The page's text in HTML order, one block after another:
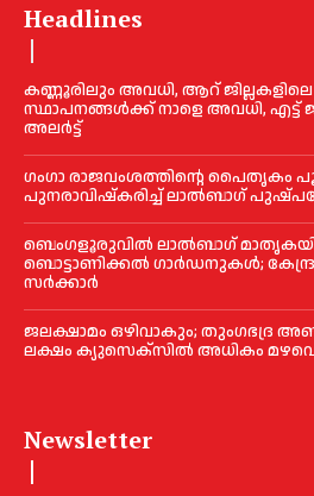
Headlines
കണ്ണൂരിലും അവധി, ആറ് ജില്ലകളിലെ
സ്ഥാപനങ്ങൾക്ക് നാളെ അവധി, എട്ട്
അലർട്ട്
ഗംഗാ രാജവംശത്തിന്റെ പൈതൃകം
പുനരാവിഷ്‌കരിച്ച് ലാൽബാഗ്
ബെംഗളൂരുവിൽ ലാൽബാഗ്
ബൊട്ടാണിക്കൽ ഗാർഡനുകൾ;
സർക്കാർ
ജലക്ഷാമം ഒഴിവാകും; തുംഗഭദ്ര
ലക്ഷം ക്യുസെക്സില്‍ അധികം
Newsletter